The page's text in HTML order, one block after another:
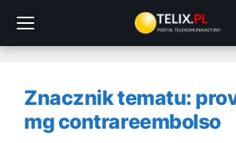
treści
Znacznik tematu:
mg contrareembolso